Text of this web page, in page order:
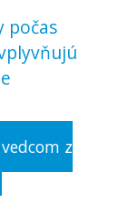
počas
z